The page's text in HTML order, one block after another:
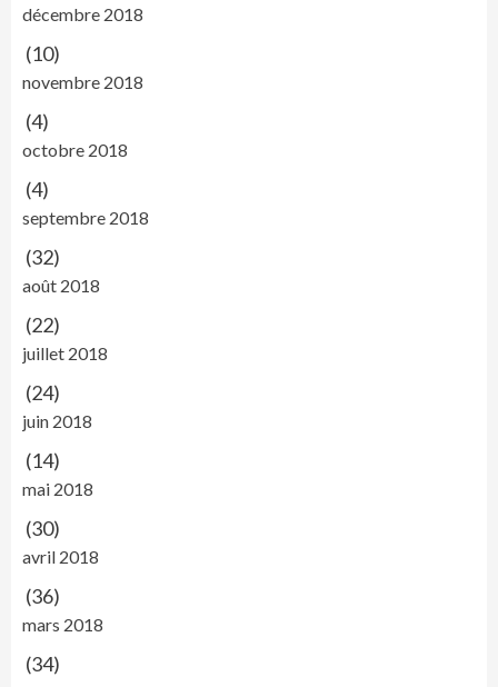
décembre 2018
(10)
novembre 2018
(4)
octobre 2018
(4)
septembre 2018
(32)
août 2018
(22)
juillet 2018
(24)
juin 2018
(14)
mai 2018
(30)
avril 2018
(36)
mars 2018
(34)